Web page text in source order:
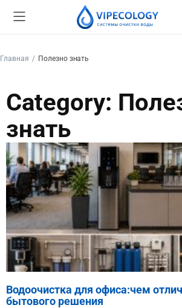
Главная Полезно знать
Category:
знать
Водоочистка для офиса:чем
бытового решения